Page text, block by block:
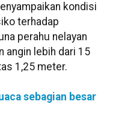
kondisi
terhadap
perahu nelayan
angin lebih dari 15
1,25 meter.
sebagian besar